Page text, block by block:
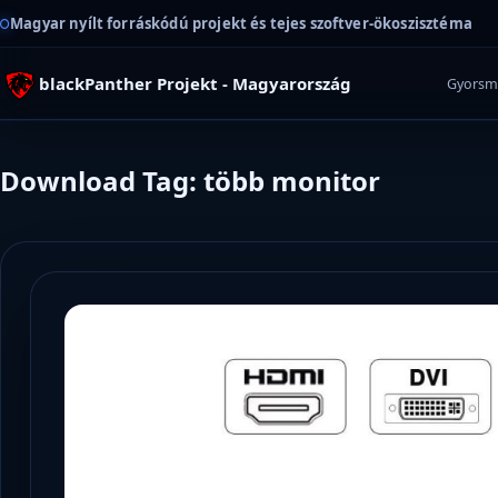
Magyar nyílt forráskódú projekt és tejes szoftver-ökoszisztéma
blackPanther Projekt - Magyarország
Download Tag: több monitor